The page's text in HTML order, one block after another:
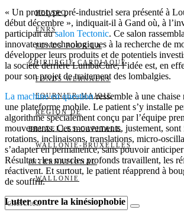
BELSPO
FNRS
FONDS POUR LA
CHIRURGIE CARDIAQUE
FONDS WERNAERS
FOURNIER-MAJOIE
RÉGION DE
BRUXELLES-CAPITALE
WALLONIE-BRUXELLES
INTERNATIONAL
WALLONIE
« Un prototype pré-industriel sera présenté à
début décembre », indiquait-il à Gand où, à
participait ausalon Tectonic. Ce salon
innovateurs technologiques à la recherche de
développer leurs produits et de potentiels
la société derrière LumbaCure, l’idée est, en
pour son projet de traitement des lombalgies.
La machine en questionressemble à une chaise
une plateforme mobile. Le patient s’y installe
algorithme spécialement conçu par l’équipe
mouvements. Ces mouvements, justement,
rotations, inclinaisons, translations, micro-
s’adapter en permanence, sans pouvoir
Résultat : les muscles profonds travaillent, les
réactivent. Et surtout, le patient réapprend à
de souffrir.
Lutter contre la kinésiophobie